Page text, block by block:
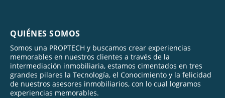
QUIÉNES SOMOS
Somos una PROPTECH y buscamos crear experiencias
memorables en nuestros clientes a través de la
intermediación inmobiliaria, estamos cimentados en tres
grandes pilares la Tecnología, el Conocimiento y la felicidad
de nuestros asesores inmobiliarios, con lo cual logramos
experiencias memorables.